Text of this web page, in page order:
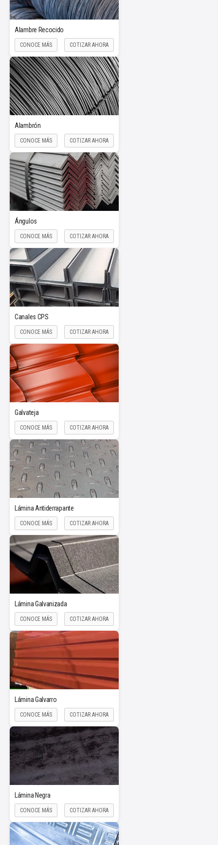
Alambre Recocido
CONOCE MÁS COTIZAR AHORA
Alambrón
CONOCE MÁS COTIZAR AHORA
Ángulos
CONOCE MÁS COTIZAR AHORA
Canales CPS
CONOCE MÁS COTIZAR AHORA
Galvateja
CONOCE MÁS COTIZAR AHORA
Lámina Antiderrapante
CONOCE MÁS COTIZAR AHORA
Lámina Galvanizada
CONOCE MÁS COTIZAR AHORA
Lámina Galvarro
CONOCE MÁS COTIZAR AHORA
Lámina Negra
CONOCE MÁS COTIZAR AHORA